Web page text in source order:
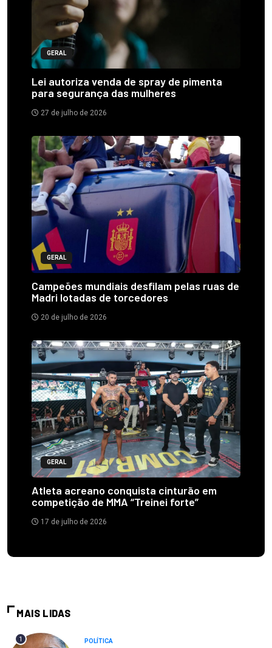
GERAL
Lei autoriza venda de spray de pimenta
para segurança das mulheres
27 de julho de 2026
GERAL
Campeões mundiais desfilam pelas ruas de
Madri lotadas de torcedores
20 de julho de 2026
GERAL
Atleta acreano conquista cinturão em
competição de MMA “Treinei forte”
17 de julho de 2026
MAIS LIDAS
1 POLÍTICA